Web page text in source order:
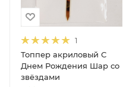
1
Топпер акриловый С
Днем Рождения Шар со
звёздами